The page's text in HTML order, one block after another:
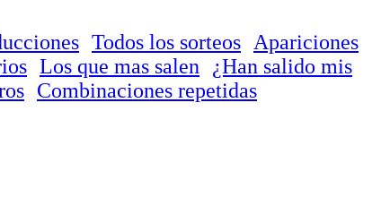
Todos los sorteos
Apariciones
Los que mas salen
¿Han salido mis
Combinaciones repetidas